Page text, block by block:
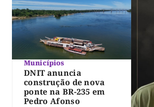
Municípios
DNIT anuncia
construção de nova
ponte na BR-235 em
Pedro Afonso